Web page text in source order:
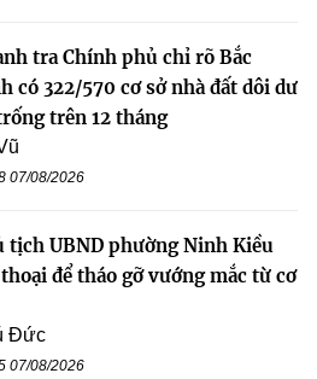
tra Chính phủ chỉ rõ Bắc
có 322/570 cơ sở nhà đất dôi dư
trên 12 tháng
07/08/2026
tịch UBND phường Ninh Kiều
để tháo gỡ vướng mắc từ cơ
Đức
07/08/2026